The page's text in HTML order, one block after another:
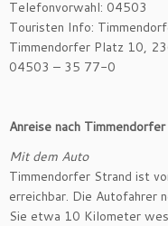
Telefonvorwahl: 04503
Touristen Info:
Timmendorfer Platz 10,
04503 – 35 77-0
Anreise nach
Mit dem Auto
Timmendorfer Strand ist
erreichbar. Die Autofahrer
Sie etwa 10 Kilometer